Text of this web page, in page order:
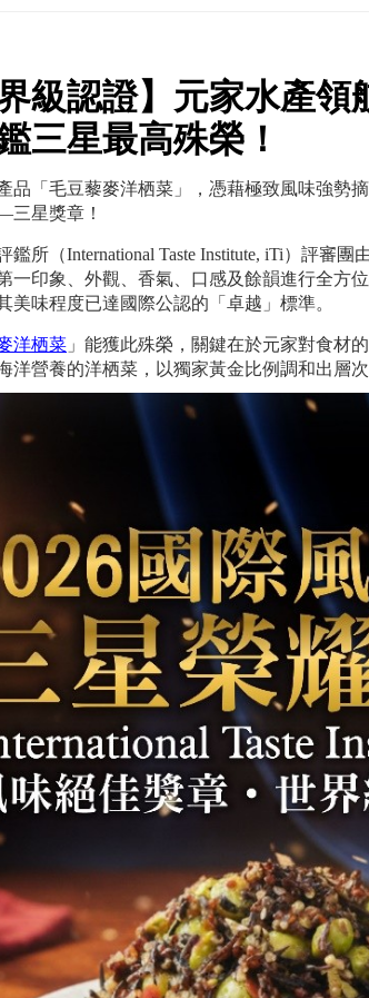
界級認證】元家水產
三星最高殊榮！
品「毛豆藜麥洋栖菜」，憑藉極致風味強勢
星獎章！
鑑所（International Taste Institute, iTi）評審
一印象、外觀、香氣、口感及餘韻進行全方
美味程度已達國際公認的「卓越」標準。
洋栖菜 」能獲此殊榮，關鍵在於元家對食材
洋營養的洋栖菜，以獨家黃金比例調和出層